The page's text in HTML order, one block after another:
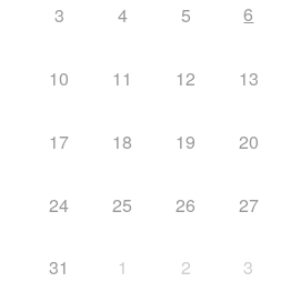
3 4 5 6
10 11 12 13
17 18 19 20
24 25 26 27
31 1 2 3